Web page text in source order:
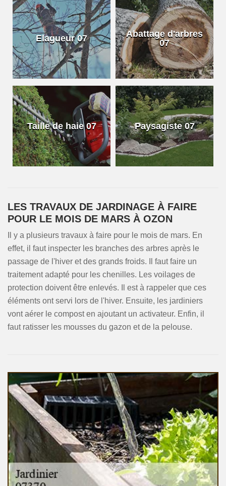
Elagueur 07
Abattage d'arbres
07
Taille de haie 07 Paysagiste 07
LES TRAVAUX DE JARDINAGE À FAIRE
POUR LE MOIS DE MARS À OZON
Il y a plusieurs travaux à faire pour le mois de mars. En
effet, il faut inspecter les branches des arbres après le
passage de l'hiver et des grands froids. Il faut faire un
traitement adapté pour les chenilles. Les voilages de
protection doivent être enlevés. Il est à rappeler que ces
éléments ont servi lors de l'hiver. Ensuite, les jardiniers
vont aérer le compost en ajoutant un activateur. Enfin, il
faut ratisser les mousses du gazon et de la pelouse.